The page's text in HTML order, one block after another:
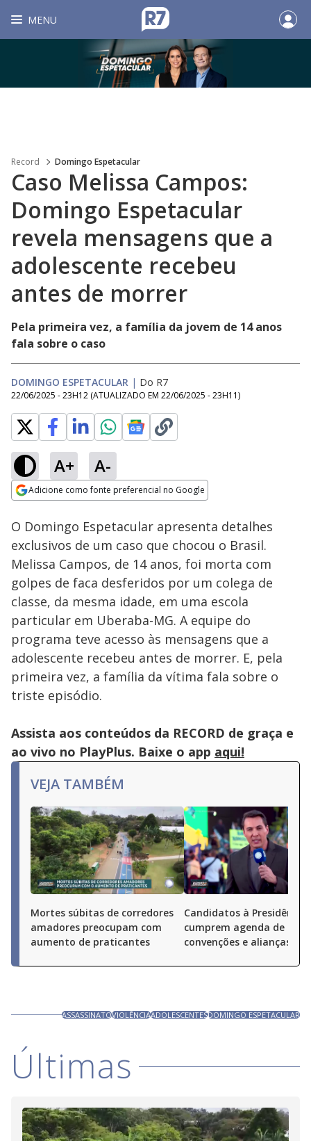
MENU
Record Domingo Espetacular
Caso Melissa Campos:
Domingo Espetacular
revela mensagens que a
adolescente recebeu
antes de morrer
Pela primeira vez, a família da jovem de 14 anos
fala sobre o caso
DOMINGO ESPETACULAR | Do R7
22/06/2025 - 23H12 (ATUALIZADO EM 22/06/2025 - 23H11)
A+ A-
Adicione como fonte preferencial no Google
Ativar
Loaded:
9.33%
O Domingo Espetacular apresenta detalhes
exclusivos de um caso que chocou o Brasil.
Melissa Campos, de 14 anos, foi morta com
golpes de faca desferidos por um colega de
classe, da mesma idade, em uma escola
particular em Uberaba-MG. A equipe do
programa teve acesso às mensagens que a
adolescente recebeu antes de morrer. E, pela
primeira vez, a família da vítima fala sobre o
triste episódio.
Assista aos conteúdos da RECORD de graça e
ao vivo no PlayPlus. Baixe o app aqui!
VEJA TAMBÉM
Mortes súbitas de corredores
amadores preocupam com
aumento de praticantes
Candidatos à Presidência
cumprem agenda de
convenções e alianças
ASSASSINATOVIOLÊNCIAADOLESCENTESDOMINGO ESPETACULAR
Últimas